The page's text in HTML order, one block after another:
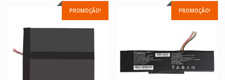
PROMOÇÃO! PROMOÇÃO!